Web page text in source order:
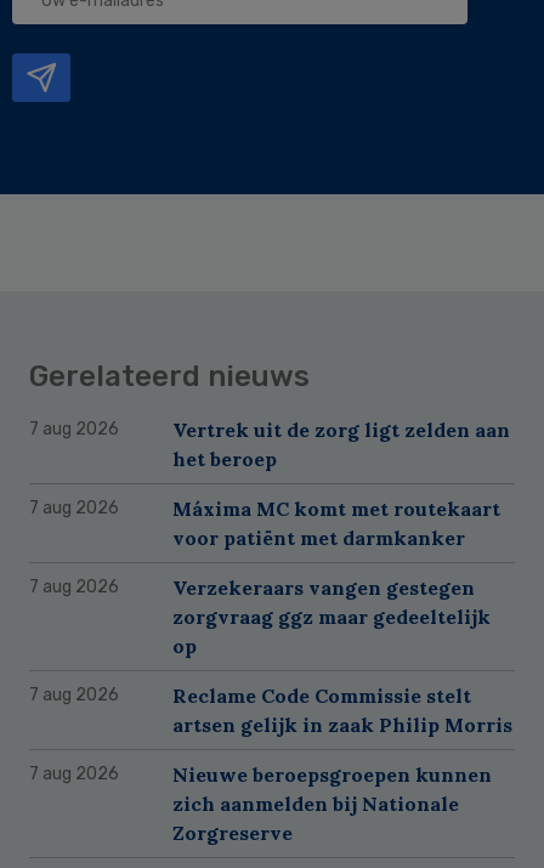
Gerelateerd nieuws
7 aug 2026
Vertrek uit de zorg ligt zelden aan
het beroep
7 aug 2026
Máxima MC komt met routekaart
voor patiënt met darmkanker
7 aug 2026
Verzekeraars vangen gestegen
zorgvraag ggz maar gedeeltelijk
op
7 aug 2026
Reclame Code Commissie stelt
artsen gelijk in zaak Philip Morris
7 aug 2026
Nieuwe beroepsgroepen kunnen
zich aanmelden bij Nationale
Zorgreserve